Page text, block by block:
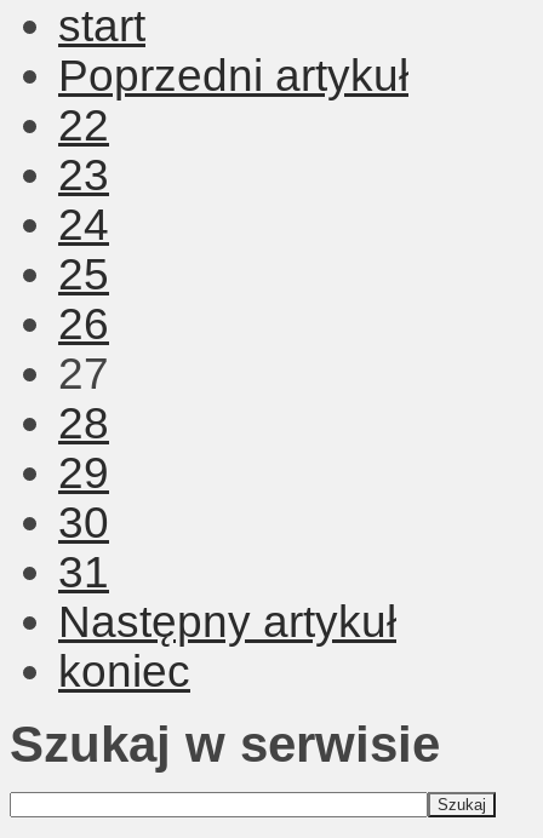
start
Poprzedni artykuł
22
23
24
25
26
27
28
29
30
31
Następny artykuł
koniec
Szukaj w serwisie